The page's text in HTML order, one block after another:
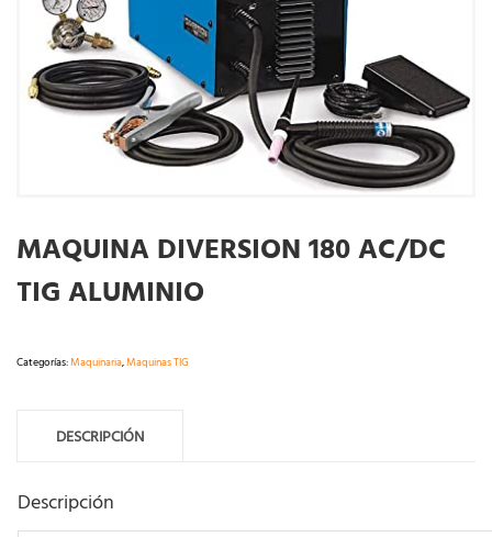
MAQUINA DIVERSION 180 AC/DC
TIG ALUMINIO
Categorías:Maquinaria,Maquinas TIG
DESCRIPCIÓN
Descripción